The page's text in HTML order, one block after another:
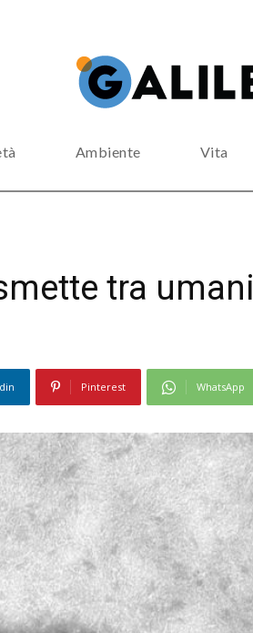
Ambiente Vita
tra umani
Pinterest WhatsApp